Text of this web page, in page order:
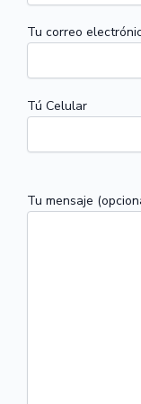
Tu correo
Tú Celular
Tu mensaje